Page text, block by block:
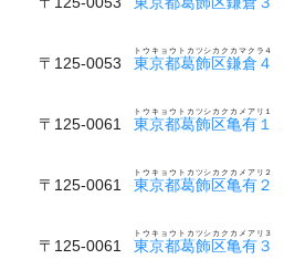
〒125-0053 東京都葛飾区鎌倉４
トウキョウトカツシカクカマクラ４
〒125-0061 東京都葛飾区亀有１
トウキョウトカツシカクカメアリ１
〒125-0061 東京都葛飾区亀有２
トウキョウトカツシカクカメアリ２
〒125-0061 東京都葛飾区亀有３
トウキョウトカツシカクカメアリ３